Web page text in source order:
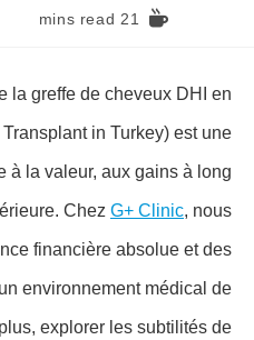
21 mins read
la greffe de cheveux DHI en
in Turkey) est une
à la valeur, aux gains à long
Chez G+ Clinic, nous
financière absolue et des
environnement médical de
explorer les subtilités de